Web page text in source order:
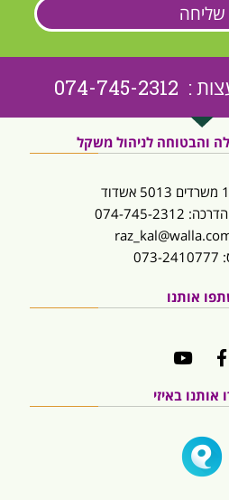
שליחה
2312
והבטוחה לניהול משקל
745-2312
אותנו
אותנו באיזי